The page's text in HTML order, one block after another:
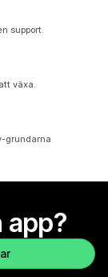
support.
växa.
grundarna
app?